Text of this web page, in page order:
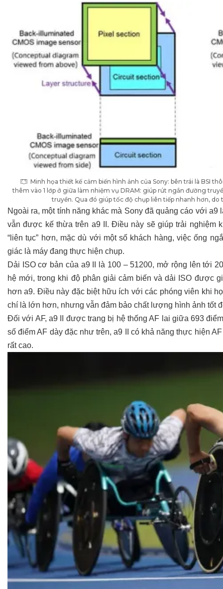
Minh họa thiết kế cảm biến hình ảnh của Sony: bên trái là BSI
thêm vào 1 lớp ở giữa làm nhiệm vụ DRAM: giúp rút ngắn đường
truyền. Qua đó giúp tốc độ chụp liên tiếp nhanh hơn,
Ngoài ra, một tính năng khác mà Sony đã quảng cáo với
vẫn được kế thừa trên a9 II. Điều này sẽ giúp trải nghiệm
“liên tục” hơn, mặc dù với một số khách hàng, việc ống
giác là máy đang thực hiện chụp.
Dải ISO cơ bản của a9 II là 100 – 51200, mở rộng lên tới
hệ mới, trong khi độ phân giải cảm biến và dải ISO được
hơn a9. Điều này đặc biệt hữu ích với các phóng viên khi
chí là lớn hơn, nhưng vẫn đảm bảo chất lượng hình ảnh tốt
Đối với AF, a9 II được trang bị hệ thống AF lai giữa 693
số điểm AF dày đặc như trên, a9 II có khả năng thực hiện
rất cao.